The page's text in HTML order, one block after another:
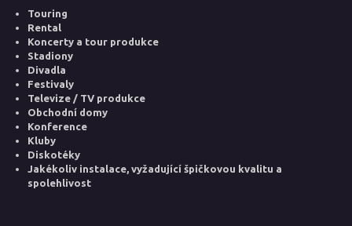
Touring
Rental
Koncerty a tour produkce
Stadiony
Divadla
Festivaly
Televize / TV produkce
Obchodní domy
Konference
Kluby
Diskotéky
Jakékoliv instalace, vyžadující špičkovou kvalitu a
spolehlivost